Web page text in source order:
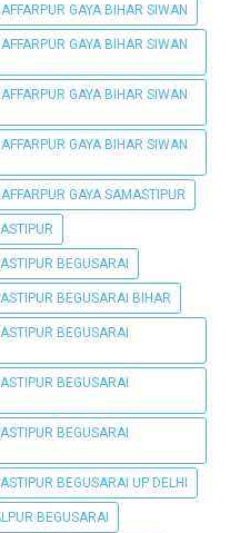
GAYA BIHAR SIWAN
GAYA BIHAR SIWAN
GAYA BIHAR SIWAN
GAYA BIHAR SIWAN
GAYA SAMASTIPUR
BEGUSARAI
BEGUSARAI BIHAR
BEGUSARAI
BEGUSARAI
BEGUSARAI
BEGUSARAI UP DELHI
BEGUSARAI